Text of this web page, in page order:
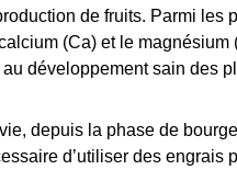
de fruits. Parmi les
(Ca) et le magnésium
développement sain des
depuis la phase de
d’utiliser des engrais